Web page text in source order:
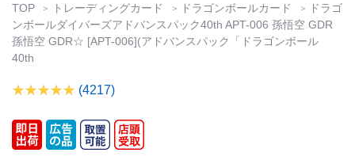
TOP トレーディングカード ドラゴンボールカード
ドラゴ
ンボールダイバーズアドバンスパック40th APT-006 孫悟空 GDR
孫悟空 GDR☆ [APT-006](アドバンスパック「ドラゴンボール
40th
(4217)